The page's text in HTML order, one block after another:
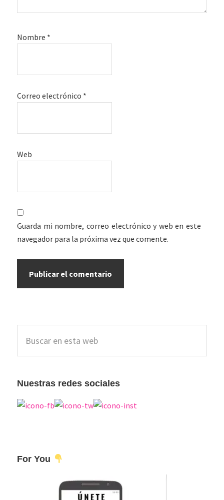
Nombre *
Correo electrónico *
Web
Guarda mi nombre, correo electrónico y web en este
navegador para la próxima vez que comente.
Barra
lateral
esta
Nuestras redes sociales
For You